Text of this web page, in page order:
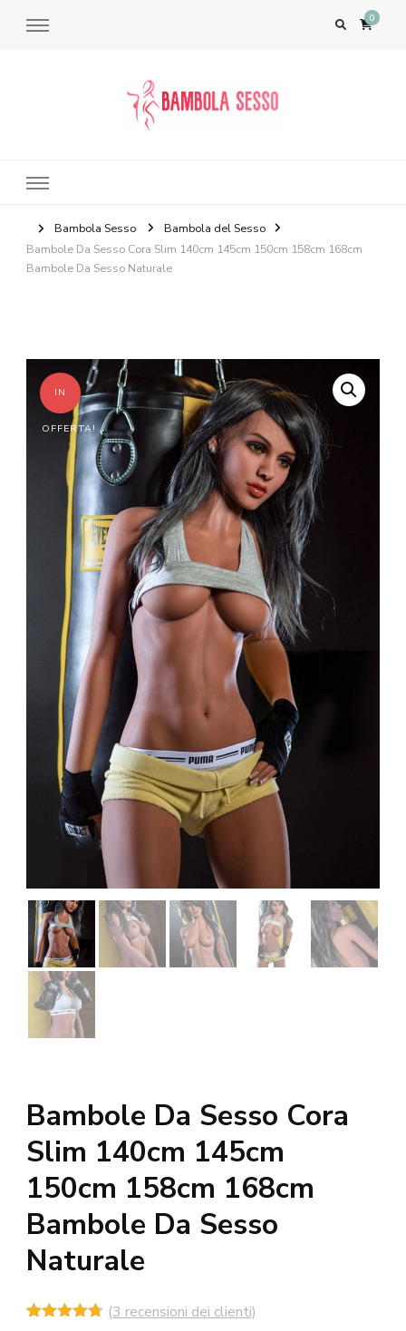
0
Bambola Sesso
Bambola del Sesso
Bambole Da Sesso Cora Slim 140cm 145cm 150cm 158cm 168cm
Bambole Da Sesso Naturale
IN
OFFERTA!
Bambole Da Sesso Cora
Slim 140cm 145cm
150cm 158cm 168cm
Bambole Da Sesso
Naturale
(3 recensioni dei clienti)